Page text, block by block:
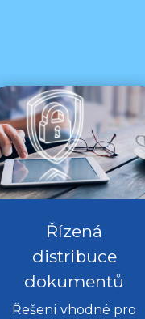
Řízená
distribuce
dokumentů
Řešení vhodné pro